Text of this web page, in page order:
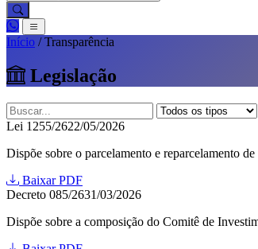
Início /Transparência
Legislação
Lei 1255/2622/05/2026
Dispõe sobre o parcelamento e reparcelamento
Baixar PDF
Decreto 085/2631/03/2026
Dispõe sobre a composição do Comitê de